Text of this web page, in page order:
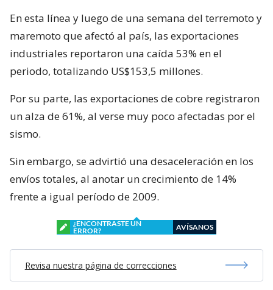
En esta línea y luego de una semana del terremoto y
maremoto que afectó al país, las exportaciones
industriales reportaron una caída 53% en el
periodo, totalizando US$153,5 millones.
Por su parte, las exportaciones de cobre registraron
un alza de 61%, al verse muy poco afectadas por el
sismo.
Sin embargo, se advirtió una desaceleración en los
envíos totales, al anotar un crecimiento de 14%
frente a igual período de 2009.
¿ENCONTRASTE UN
ERROR?
AVÍSANOS
Revisa nuestra página de correcciones